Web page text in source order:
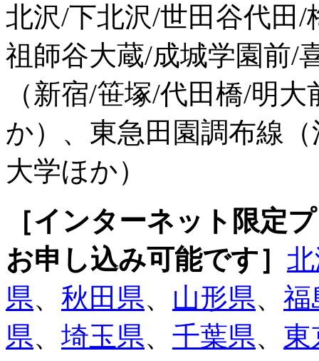
北沢/下北沢/世田谷代田
祖師谷大蔵/成城学園前/
（新宿/笹塚/代田橋/明
か）、東急田園調布線
大学ほか）
［インターネット限定
お申し込み可能です］
県、 秋田県、 山形県、 福
県、 埼玉県、 千葉県、 東